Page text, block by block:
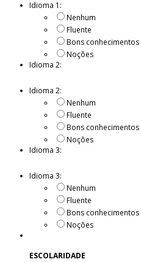
Idioma 1:
Nenhum
Fluente
Bons conhecimentos
Noções
Idioma 2:
Idioma 2:
Nenhum
Fluente
Bons conhecimentos
Noções
Idioma 3:
Idioma 3:
Nenhum
Fluente
Bons conhecimentos
Noções
ESCOLARIDADE